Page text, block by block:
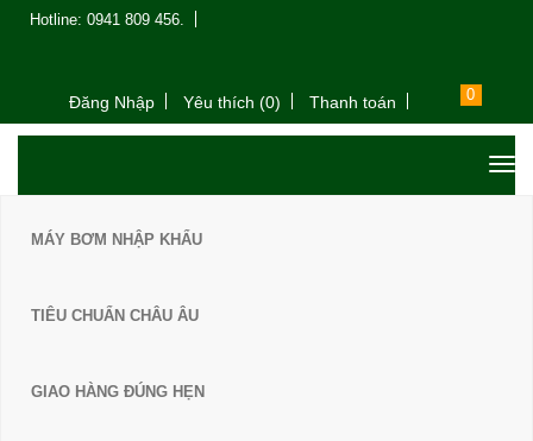
Hotline: 0941 809 456.
Đăng Nhập Yêu thích (0) Thanh toán 0
MÁY BƠM NHẬP KHẨU
TIÊU CHUẨN CHÂU ÂU
GIAO HÀNG ĐÚNG HẸN